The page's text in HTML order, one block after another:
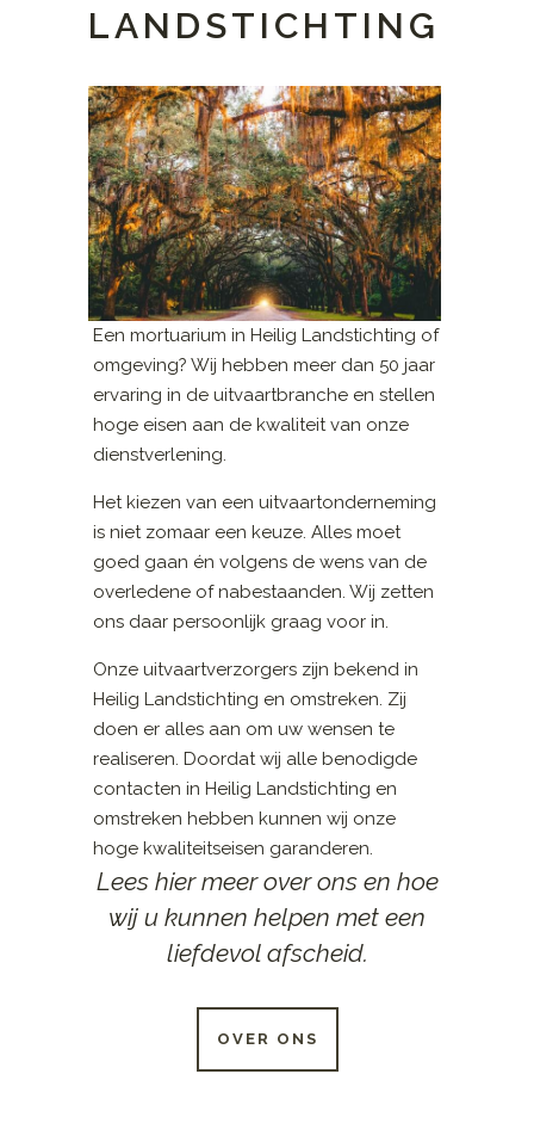
LANDSTICHTING
Een mortuarium in Heilig Landstichting of
omgeving? Wij hebben meer dan 50 jaar
ervaring in de uitvaartbranche en stellen
hoge eisen aan de kwaliteit van onze
dienstverlening.
Het kiezen van een uitvaartonderneming
is niet zomaar een keuze. Alles moet
goed gaan én volgens de wens van de
overledene of nabestaanden. Wij zetten
ons daar persoonlijk graag voor in.
Onze uitvaartverzorgers zijn bekend in
Heilig Landstichting en omstreken. Zij
doen er alles aan om uw wensen te
realiseren. Doordat wij alle benodigde
contacten in Heilig Landstichting en
omstreken hebben kunnen wij onze
hoge kwaliteitseisen garanderen.
Lees hier meer over ons en hoe
wij u kunnen helpen met een
liefdevol afscheid.
OVER ONS